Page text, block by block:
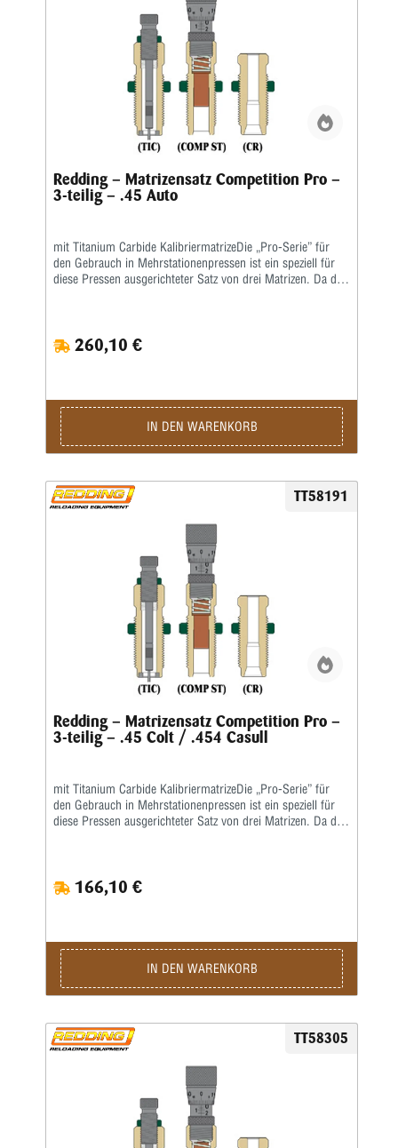
Redding – Matrizensatz Competition Pro –
3-teilig – .45 Auto
mit Titanium Carbide KalibriermatrizeDie „Pro-Serie” für
den Gebrauch in Mehrstationenpressen ist ein speziell für
diese Pressen ausgerichteter Satz von drei Matrizen. Da die
hervorragende Redding-Titaniumkarbidmatrize enthalten,
die komplett mit Ausstoßer geliefert wird. Die richtige
in der „Pro-Serie” nur für das Setzen des Geschosses, nicht
für das anschließende Crimpen, ausgelegt. Für das Bördeln
wiederum enthält der Matrizensatz die Redding-
Profilcrimpmatrize (P) oder Taper Crimp-Matrizen (T).
260,10 €
IN DEN WARENKORB
TT58191
Redding – Matrizensatz Competition Pro –
3-teilig – .45 Colt / .454 Casull
mit Titanium Carbide KalibriermatrizeDie „Pro-Serie” für
den Gebrauch in Mehrstationenpressen ist ein speziell für
diese Pressen ausgerichteter Satz von drei Matrizen. Da die
hervorragende Redding-Titaniumkarbidmatrize enthalten,
die komplett mit Ausstoßer geliefert wird. Die richtige
in der „Pro-Serie” nur für das Setzen des Geschosses, nicht
für das anschließende Crimpen, ausgelegt. Für das Bördeln
wiederum enthält der Matrizensatz die Redding-
Profilcrimpmatrize (P) oder Taper Crimp-Matrizen (T).
166,10 €
IN DEN WARENKORB
TT58305